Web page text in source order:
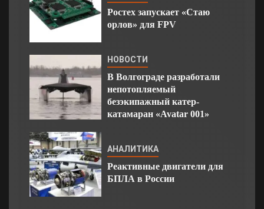
Ростех запускает «Стаю
орлов» для FPV
НОВОСТИ
В Волгограде разработали
непотопляемый
безэкипажный катер-
катамаран «Avatar 001»
АНАЛИТИКА
Реактивные двигатели для
БПЛА в России